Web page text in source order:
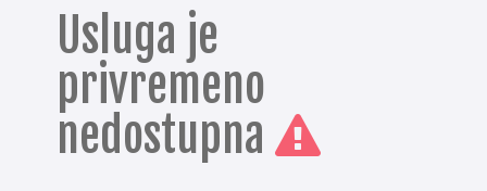
Usluga je
privremeno
nedostupna